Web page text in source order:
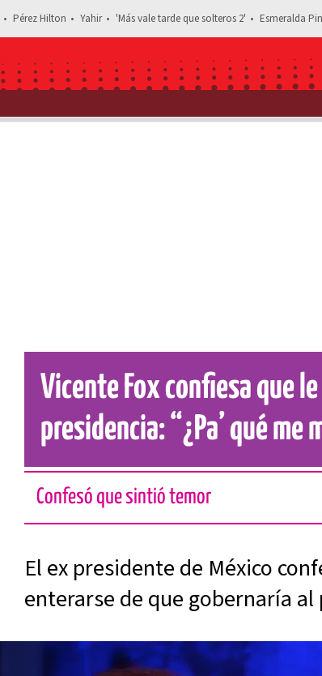
Pérez Hilton Yahir 'Más vale tarde que solteros 2' Esmeralda
Estás leyendo: Vicente Fox
Vicente Fox confiesa que
presidencia: “¿Pa’ qué me
Confesó que sintió temor
El ex presidente de México
enterarse de que gobernaría al